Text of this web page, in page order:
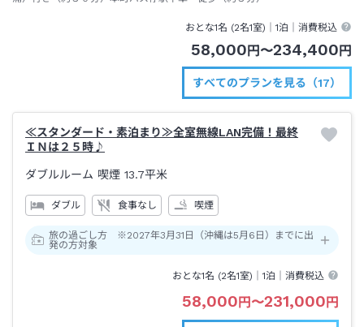
おとな1名 (2名1室)｜1泊 ｜消費税込
58,000円〜234,400円
すべてのプランを見る（17）
≪スタンダード・素泊まり≫全室無線LAN完備！最終
ＩＮは２５時♪
ダブルルーム 喫煙 13.7平米
ダブル 食事なし 喫煙
旅の過ごし方 ※2027年3月31日（沖縄は5月6日）までに出
発の方対象
おとな1名 (2名1室)｜1泊 ｜消費税込
58,000円〜231,000円